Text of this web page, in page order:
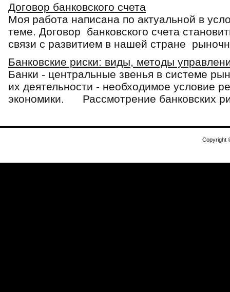
Договор банковского счета
Моя работа написана по актуальной в
теме. Договор банковского счета
связи с развитием в нашей стране
Банковские риски: виды, методы
Банки - центральные звенья в системе
их деятельности - необходимое условие
экономики. Рассмотрение банковских
Copyright